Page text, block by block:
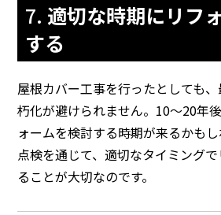
7. 適切な時期にリフ
する
屋根カバー工事を行ったとしても
朽化が避けられません。10～20年
ォームを検討する時期が来るかも
点検を通じて、適切なタイミング
ることが大切なのです。